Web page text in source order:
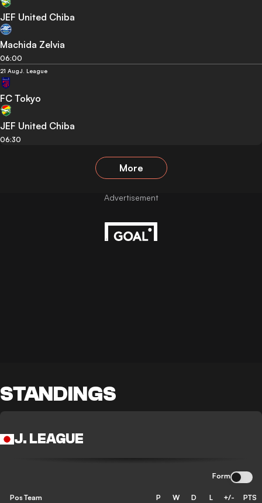
JEF United Chiba
Machida Zelvia
06:00
21 AugJ. League
FC Tokyo
JEF United Chiba
06:30
More
STANDINGS
J. LEAGUE
Form
Pos Team P W D L +/- PTS